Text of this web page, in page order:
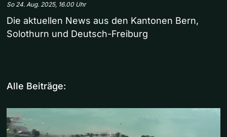
So 24. Aug. 2025, 16.00 Uhr
Die aktuellen News aus den Kantonen Bern,
Solothurn und Deutsch-Freiburg
Alle Beiträge: